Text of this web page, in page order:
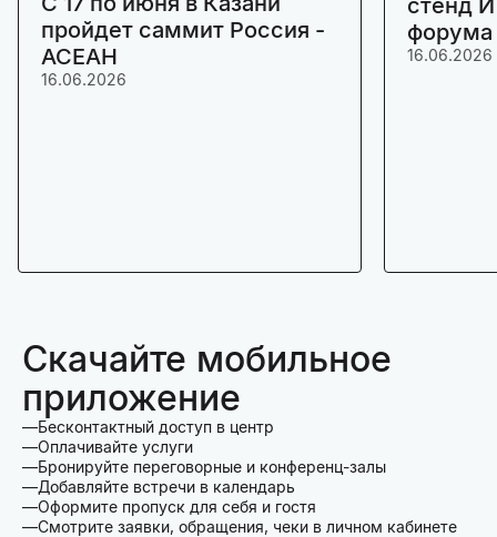
пройдет саммит Россия -
АСЕАН
16.06.2026
16.06.2026
Скачайте мобильное
приложение
Бесконтактный доступ в центр
Оплачивайте услуги
Бронируйте переговорные и конференц-залы
Добавляйте встречи в календарь
Оформите пропуск для себя и гостя
Смотрите заявки, обращения, чеки в личном кабинете